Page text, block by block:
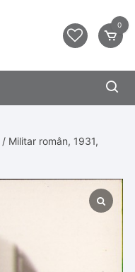
0
/ Militar român, 1931,